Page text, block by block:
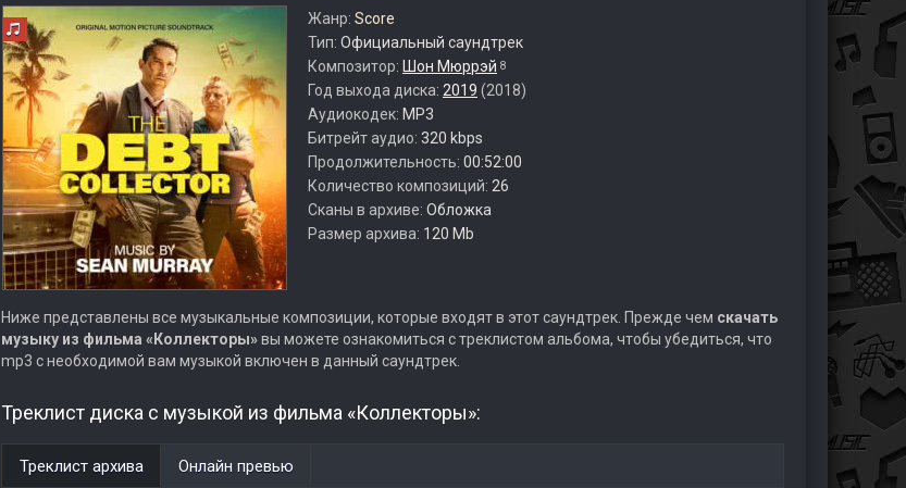
Жанр: Score
Тип: Официальный саундтрек
Композитор: Шон Мюррэй 8
Год выхода диска: 2019 (2018)
Аудиокодек: MP3
Битрейт аудио: 320 kbps
Продолжительность: 00:52:00
Количество композиций: 26
Сканы в архиве: Обложка
Размер архива: 120 Mb
Ниже представлены все музыкальные композиции, которые входят в этот саундтрек. Прежде чем скачать
музыку из фильма «Коллекторы»вы можете ознакомиться с треклистом альбома, чтобы убедиться, что
mp3 с необходимой вам музыкой включен в данный саундтрек.
Треклист диска с музыкой из фильма «Коллекторы»:
Треклист архива Онлайн превью